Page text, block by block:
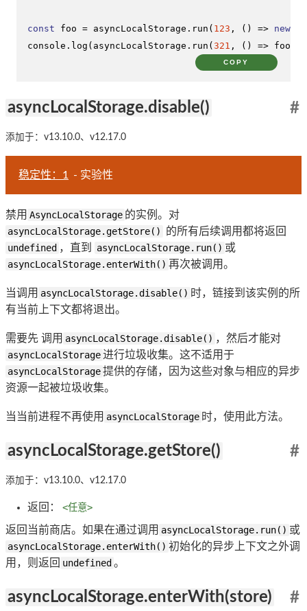
const foo = asyncLocalStorage. run ( 123 , () => new
console . log (asyncLocalStorage. run (321 , () => foo.
COPY
asyncLocalStorage.disable() #
添加于：v13.10.0、v12.17.0
稳定性：1 - 实验性
禁用 AsyncLocalStorage 的实例。对
asyncLocalStorage.getStore()
的所有后续调用都将返回
undefined ，直到 asyncLocalStorage.run() 或
asyncLocalStorage.enterWith() 再次被调用。
当调用 asyncLocalStorage.disable() 时，链接到该实例的所
有当前上下文都将退出。
需要先 调用 asyncLocalStorage.disable() ，然后才能对
asyncLocalStorage进行垃圾收集。这不适用于
asyncLocalStorage提供的存储，因为这些对象与相应的异步
资源一起被垃圾收集。
当当前进程不再使用 asyncLocalStorage 时，使用此方法。
asyncLocalStorage.getStore() #
添加于：v13.10.0、v12.17.0
返回： <任意>
返回当前商店。如果在通过调用 asyncLocalStorage.run() 或
asyncLocalStorage.enterWith() 初始化的异步上下文之外调
用，则返回 undefined 。
asyncLocalStorage.enterWith(store) #